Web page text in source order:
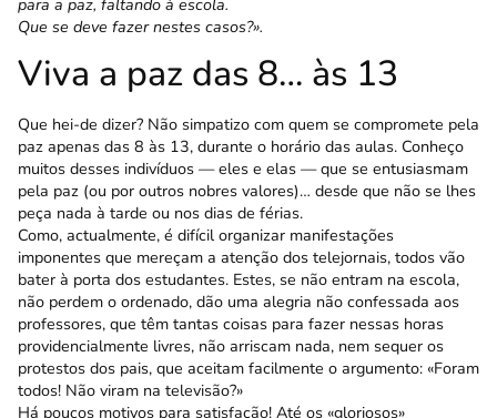
para a paz, faltando à escola.
Que se deve fazer nestes casos?».
Viva a paz das 8… às 13
Que hei-de dizer? Não simpatizo com quem se compromete pela
paz apenas das 8 às 13, durante o horário das aulas. Conheço
muitos desses indivíduos — eles e elas — que se entusiasmam
pela paz (ou por outros nobres valores)… desde que não se lhes
peça nada à tarde ou nos dias de férias.
Como, actualmente, é difícil organizar manifes­tações
imponentes que mereçam a atenção dos telejornais, todos vão
bater à porta dos estudantes. Estes, se não entram na escola,
não perdem o ordenado, dão uma alegria não confessada aos
professores, que têm tantas coisas para fazer nessas horas
providencialmente livres, não arriscam nada, nem sequer os
protestos dos pais, que aceitam facilmente o argumento: «Foram
todos! Não viram na televisão?»
Há poucos motivos para satisfação! Até os «glo­riosos»